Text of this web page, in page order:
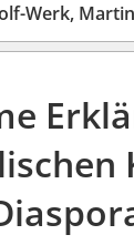
Martin-Luther-